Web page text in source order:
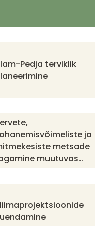
Pedja terviklik
ja
metsade
muutuvas